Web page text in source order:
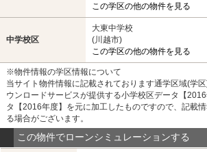
この学区の他の物件を見る
中学校区
大東中学校
(川越市)
この学区の他の物件を見る
※物件情報の学区情報について
当サイト物件情報に記載されております通学区域(学
ウンロードサービスが提供する小学校区データ【
タ【2016年度】を元に加工したものですので、記載
る場合がございます。
この物件でローンシミュレーションする